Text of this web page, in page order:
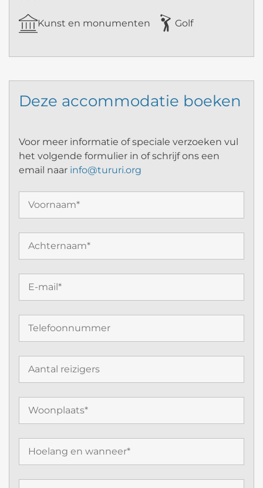
Kunst en monumenten Golf
Deze accommodatie boeken
Voor meer informatie of speciale verzoeken vul
het volgende formulier in of schrijf ons een
email naar info@tururi.org